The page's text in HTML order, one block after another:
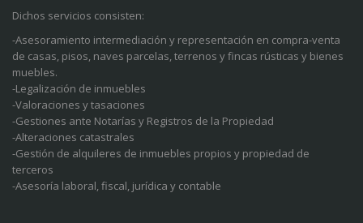
Dichos servicios consisten:
-Asesoramiento intermediación y representación en compra-venta
de casas, pisos, naves parcelas, terrenos y fincas rústicas y bienes
muebles.
-Legalización de inmuebles
-Valoraciones y tasaciones
-Gestiones ante Notarías y Registros de la Propiedad
-Alteraciones catastrales
-Gestión de alquileres de inmuebles propios y propiedad de
terceros
-Asesoría laboral, fiscal, jurídica y contable